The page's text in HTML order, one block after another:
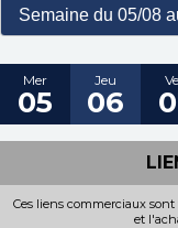
Mer
05
Jeu
06
Ces liens commerciaux
et